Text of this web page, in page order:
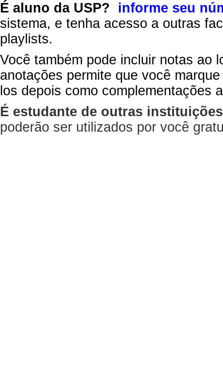
É aluno da USP?
informe seu
sistema, e tenha acesso a outras
playlists.
Você também pode incluir notas ao
anotações permite que você
los depois como complementações
É estudante de outras
poderão ser utilizados por você